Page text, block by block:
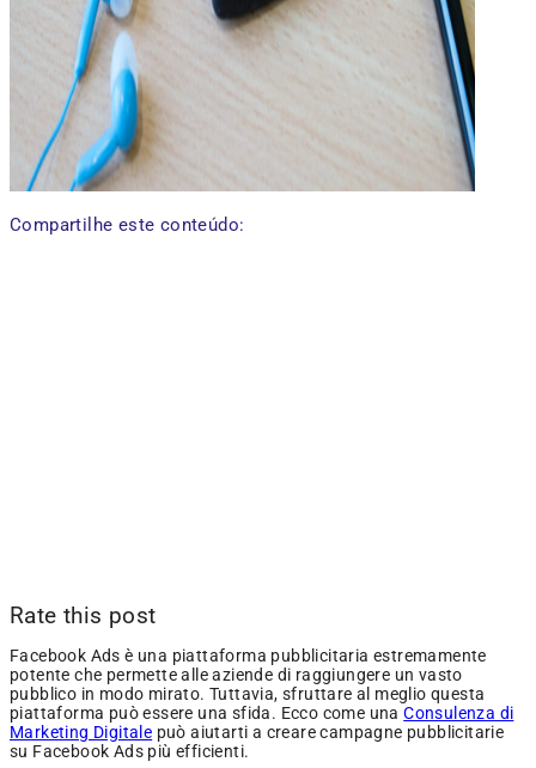
Compartilhe este conteúdo:
Rate this post
Facebook Ads è una piattaforma pubblicitaria estremamente
potente che permette alle aziende di raggiungere un vasto
pubblico in modo mirato. Tuttavia, sfruttare al meglio questa
piattaforma può essere una sfida. Ecco come unaConsulenza di
Marketing Digitale può aiutarti a creare campagne pubblicitarie
su Facebook Ads più efficienti.